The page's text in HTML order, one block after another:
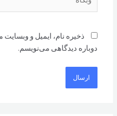
ذخیره نام، ایمیل و
دوباره دیدگاهی می‌نویسم.